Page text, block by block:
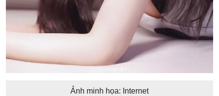
Ảnh minh họa: Internet